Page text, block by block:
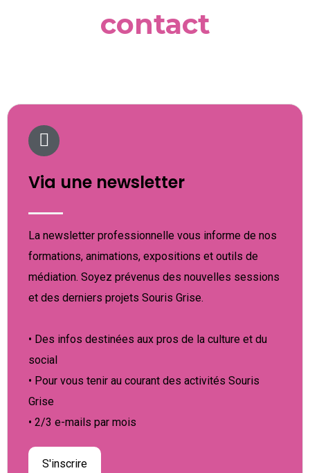
contact
Via une newsletter
La newsletter professionnelle vous informe de nos
formations, animations, expositions et outils de
médiation. Soyez prévenus des nouvelles sessions
et des derniers projets Souris Grise.
• Des infos destinées aux pros de la culture et du
social
• Pour vous tenir au courant des activités Souris
Grise
• 2/3 e-mails par mois
S'inscrire